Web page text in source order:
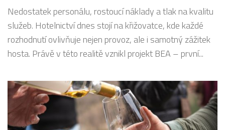
Nedostatek personálu, rostoucí náklady a tlak na kvalitu
služeb. Hotelnictví dnes stojí na křižovatce, kde každé
rozhodnutí ovlivňuje nejen provoz, ale i samotný zážitek
hosta. Právě v této realitě vznikl projekt BEA – první...